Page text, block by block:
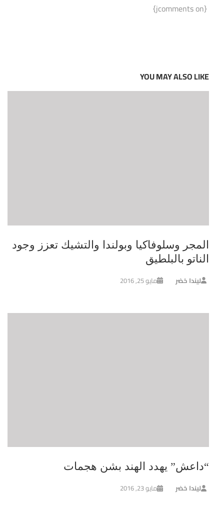
{jcomments on}
YOU MAY ALSO LIKE
المجر وسلوفاكيا وبولندا والتشيك تعزز وجود
الناتو بالبلطيق
ليندا خضر مايو 25, 2016
“داعش” يهدد الهند بشن هجمات
ليندا خضر مايو 23, 2016